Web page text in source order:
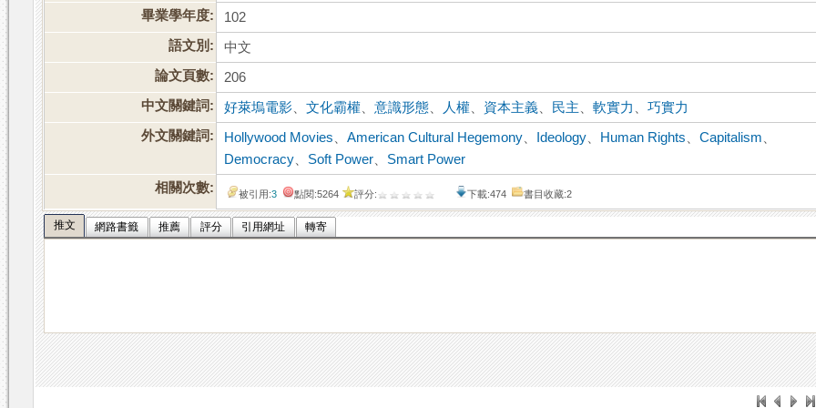
畢業學年度:
102
語文別:
中文
論文頁數:
206
中文關鍵詞:
好萊塢電影 、文化霸權 、意識形態 人權 資本主義 民主 、軟實力 、巧實力
外文關鍵詞:
Hollywood Movies 、American Cultural Hegemony Ideology Human Rights 、Capitalism
Democracy
Soft Power
Smart Power
相關次數:
被引用:3 點閱:5264 評分: 下載:474 書目收藏:2
推文 網路書籤 推薦 評分 引用網址 轉寄